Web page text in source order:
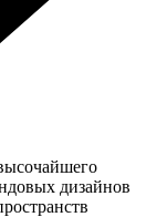
дизайнов